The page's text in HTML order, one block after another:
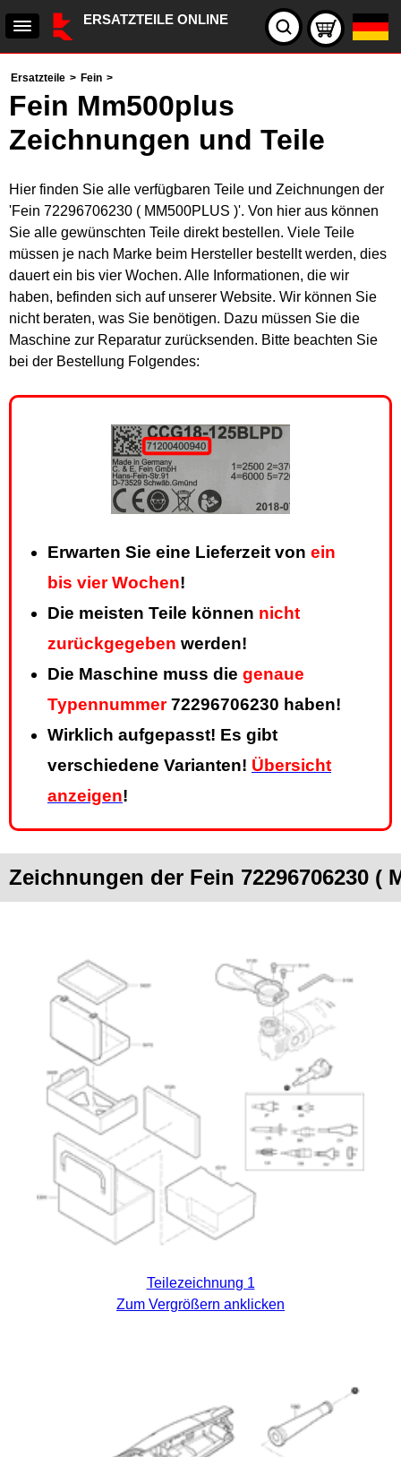
ERSATZTEILE ONLINE
Ersatzteile > Fein >
Fein Mm500plus
Zeichnungen und Teile
Hier finden Sie alle verfügbaren Teile und Zeichnungen der
'Fein 72296706230 ( MM500PLUS )'. Von hier aus können
Sie alle gewünschten Teile direkt bestellen. Viele Teile
müssen je nach Marke beim Hersteller bestellt werden, dies
dauert ein bis vier Wochen. Alle Informationen, die wir
haben, befinden sich auf unserer Website. Wir können Sie
nicht beraten, was Sie benötigen. Dazu müssen Sie die
Maschine zur Reparatur zurücksenden. Bitte beachten Sie
bei der Bestellung Folgendes:
Erwarten Sie eine Lieferzeit von ein
bis vier Wochen!
Die meisten Teile können nicht
zurückgegeben werden!
Die Maschine muss die genaue
Typennummer72296706230 haben!
Wirklich aufgepasst! Es gibt
verschiedene Varianten! Übersicht
anzeigen!
Zeichnungen der Fein 72296706230 (
Teilezeichnung 1
Zum Vergrößern anklicken